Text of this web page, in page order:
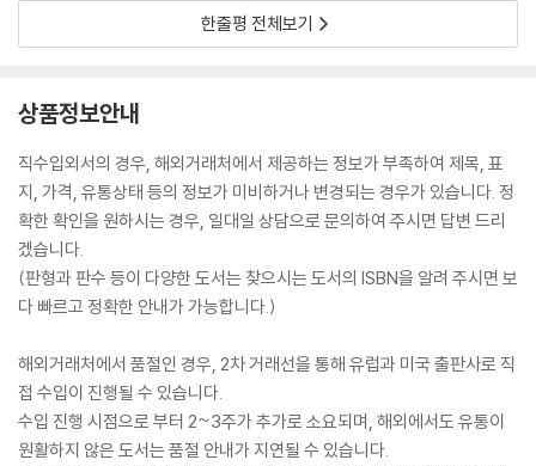
한줄평 전체보기
상품정보안내
직수입외서의 경우, 해외거래처에서 제공하는 정보가 부족하여 제목, 표
지, 가격, 유통상태 등의 정보가 미비하거나 변경되는 경우가 있습니다. 정
확한 확인을 원하시는 경우, 일대일 상담으로 문의하여 주시면 답변 드리
겠습니다.
(판형과 판수 등이 다양한 도서는 찾으시는 도서의 ISBN을 알려 주시면 보
다 빠르고 정확한 안내가 가능합니다.)
해외거래처에서 품절인 경우, 2차 거래선을 통해 유럽과 미국 출판사로 직
접 수입이 진행될 수 있습니다.
수입 진행 시점으로 부터 2~3주가 추가로 소요되며, 해외에서도 유통이
원활하지 않은 도서는 품절 안내가 지연될 수 있습니다.